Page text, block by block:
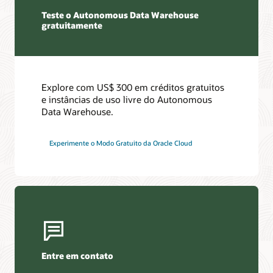
Teste o Autonomous Data Warehouse
gratuitamente
Explore com US$ 300 em créditos gratuitos
e instâncias de uso livre do Autonomous
Data Warehouse.
Experimente o Modo Gratuito da Oracle Cloud
Entre em contato